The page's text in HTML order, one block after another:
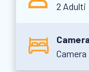
2 Adulti